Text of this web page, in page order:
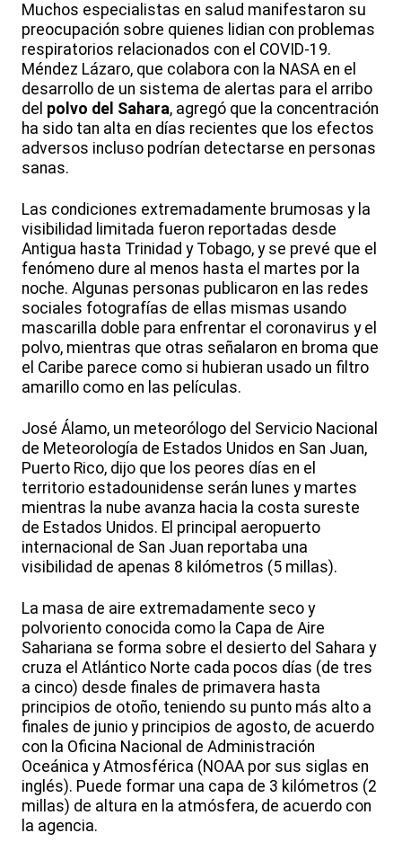
Muchos especialistas en salud manifestaron su
preocupación sobre quienes lidian con problemas
respiratorios relacionados con el COVID-19.
Méndez Lázaro, que colabora con la NASA en el
desarrollo de un sistema de alertas para el arribo
del polvo del Sahara, agregó que la concentración
ha sido tan alta en días recientes que los efectos
adversos incluso podrían detectarse en personas
sanas.
Las condiciones extremadamente brumosas y la
visibilidad limitada fueron reportadas desde
Antigua hasta Trinidad y Tobago, y se prevé que el
fenómeno dure al menos hasta el martes por la
noche. Algunas personas publicaron en las redes
sociales fotografías de ellas mismas usando
mascarilla doble para enfrentar el coronavirus y el
polvo, mientras que otras señalaron en broma que
el Caribe parece como si hubieran usado un filtro
amarillo como en las películas.
José Álamo, un meteorólogo del Servicio Nacional
de Meteorología de Estados Unidos en San Juan,
Puerto Rico, dijo que los peores días en el
territorio estadounidense serán lunes y martes
mientras la nube avanza hacia la costa sureste
de Estados Unidos. El principal aeropuerto
internacional de San Juan reportaba una
visibilidad de apenas 8 kilómetros (5 millas).
La masa de aire extremadamente seco y
polvoriento conocida como la Capa de Aire
Sahariana se forma sobre el desierto del Sahara y
cruza el Atlántico Norte cada pocos días (de tres
a cinco) desde finales de primavera hasta
principios de otoño, teniendo su punto más alto a
finales de junio y principios de agosto, de acuerdo
con la Oficina Nacional de Administración
Oceánica y Atmosférica (NOAA por sus siglas en
inglés). Puede formar una capa de 3 kilómetros (2
millas) de altura en la atmósfera, de acuerdo con
la agencia.